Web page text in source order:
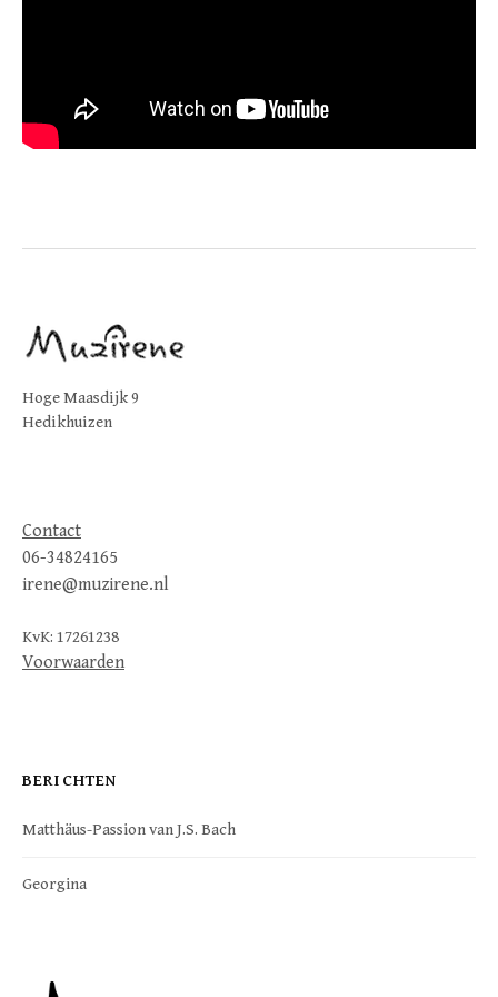
Hoge Maasdijk 9
Hedikhuizen
Contact
06-34824165
irene@muzirene.nl
KvK: 17261238
Voorwaarden
BERICHTEN
Matthäus-Passion van J.S. Bach
Georgina